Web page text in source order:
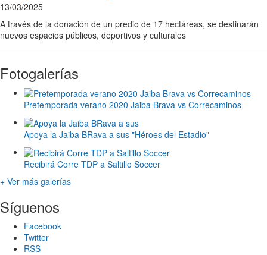
13/03/2025
A través de la donación de un predio de 17 hectáreas, se destinarán
nuevos espacios públicos, deportivos y culturales
Fotogalerías
Pretemporada verano 2020 Jaiba Brava vs Correcaminos
Apoya la Jaiba BRava a sus "Héroes del Estadio"
Recibirá Corre TDP a Saltillo Soccer
+ Ver más galerías
Síguenos
Facebook
Twitter
RSS